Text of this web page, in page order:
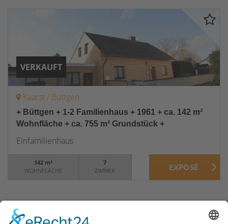
VERKAUFT
Kaarst / Büttgen
+ Büttgen + 1-2 Familienhaus + 1961 + ca. 142 m²
Wohnfläche + ca. 755 m² Grundstück +
Einfamilienhaus
142 m²
WOHNFLÄCHE
7
ZIMMER